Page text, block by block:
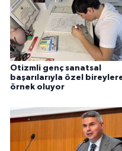
Otizmli genç sanatsal
başarılarıyla özel
örnek oluyor
Nevşehir
Niğde Müftülüğü
Ordu Müftülüğü
Rize Müftülüğü